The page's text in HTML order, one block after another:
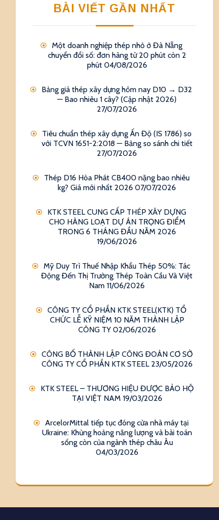
BÀI VIẾT GẦN NHẤT
Một doanh nghiệp thép nhỏ ở Đà Nẵng
chuyển đổi số: đơn hàng từ 20 phút còn 2
phút 04/08/2026
Bảng giá thép xây dựng hôm nay D10 → D32
— Bao nhiêu 1 cây? (Cập nhật 2026)
27/07/2026
Tiêu chuẩn thép xây dựng Ấn Độ (IS 1786) so
với TCVN 1651-2:2018 — Bảng so sánh chi tiết
27/07/2026
Thép D16 Hòa Phát CB400 nặng bao nhiêu
kg? Giá mới nhất 2026 07/07/2026
KTK STEEL CUNG CẤP THÉP XÂY DỰNG
CHO HÀNG LOẠT DỰ ÁN TRỌNG ĐIỂM
TRONG 6 THÁNG ĐẦU NĂM 2026
19/06/2026
Mỹ Duy Trì Thuế Nhập Khẩu Thép 50%: Tác
Động Đến Thị Trường Thép Toàn Cầu Và Việt
Nam 11/06/2026
CÔNG TY CỔ PHẦN KTK STEEL(KTK) TỔ
CHỨC LỄ KỸ NIỆM 10 NĂM THÀNH LẬP
CÔNG TY 02/06/2026
CÔNG BỐ THÀNH LẬP CÔNG ĐOÀN CƠ SỞ
CÔNG TY CỔ PHẦN KTK STEEL 23/05/2026
KTK STEEL – THƯƠNG HIỆU ĐƯỢC BẢO HỘ
TẠI VIỆT NAM 19/03/2026
ArcelorMittal tiếp tục đóng cửa nhà máy tại
Ukraine: Khủng hoảng năng lượng và bài toán
sống còn của ngành thép châu Âu
04/03/2026